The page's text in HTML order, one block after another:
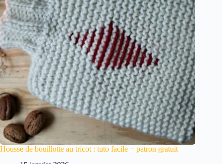
Housse de bouillotte au tricot : tuto facile + patron gratuit